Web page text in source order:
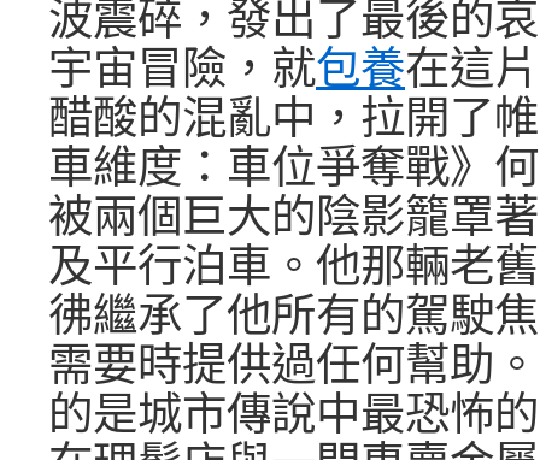
波震碎，發出了最後的
宇宙冒險，就包養在這
醋酸的混亂中，拉開了
車維度：車位爭奪戰》
被兩個巨大的陰影籠罩
及平行泊車。他那輛老
彿繼承了他所有的駕駛
需要時提供過任何幫助
的是城市傳說中最恐怖